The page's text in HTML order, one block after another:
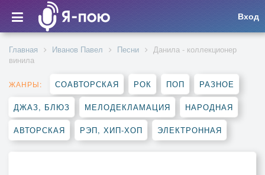
Вход
Главная Иванов Павел Песни
Данила - коллекционер
винила
ЖАНРЫ: СОАВТОРСКАЯ РОК ПОП РАЗНОЕ
ДЖАЗ, БЛЮЗ МЕЛОДЕКЛАМАЦИЯ НАРОДНАЯ
АВТОРСКАЯ РЭП, ХИП-ХОП ЭЛЕКТРОННАЯ